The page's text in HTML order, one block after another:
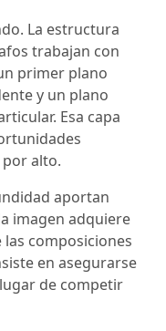
La estructura
trabajan con
primer plano
y un plano
Esa capa
alto.
aportan
imagen adquiere
composiciones
en asegurarse
de competir